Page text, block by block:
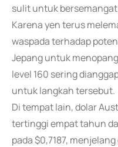
sulit untuk
Karena yen terus
waspada terhadap
Jepang untuk
level 160 sering
untuk langkah tersebut.
Di tempat lain, dolar
tertinggi empat tahun
pada $0,7187,